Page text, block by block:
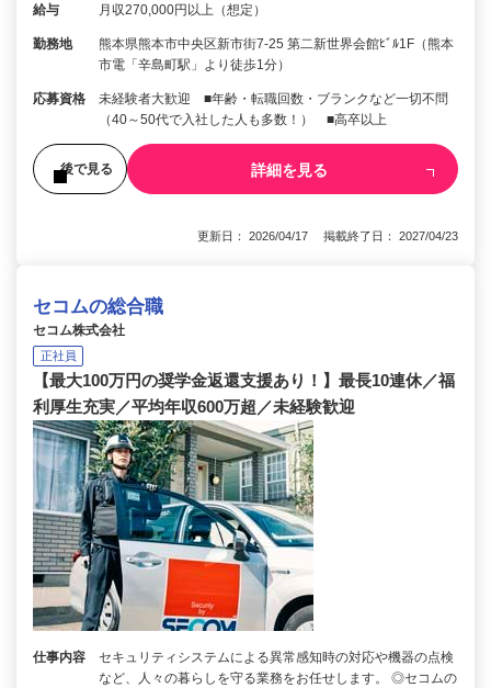
給与 月収270,000円以上（想定）
勤務地
熊本県熊本市中央区新市街7-25 第二新世界会館ﾋﾞﾙ1F（熊本
市電「辛島町駅」より徒歩1分）
応募資格
未経験者大歓迎 ■年齢・転職回数・ブランクなど一切不問
（40～50代で入社した人も多数！） ■高卒以上
後で見る 詳細を見る
更新日： 2026/04/17 掲載終了日： 2027/04/23
セコムの総合職
セコム株式会社
正社員
【最大100万円の奨学金返還支援あり！】最長10連休／福
利厚生充実／平均年収600万超／未経験歓迎
仕事内容
セキュリティシステムによる異常感知時の対応や機器の点検
など、人々の暮らしを守る業務をお任せします。 ◎セコムの